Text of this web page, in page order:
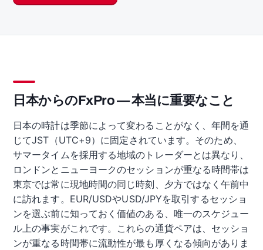
日本からのFxPro — 本当に重要なこと
日本の時計は季節によって変わることがなく、年間を通
じてJST（UTC+9）に固定されています。そのため、
サマータイムを採用する地域のトレーダーとは異なり、
ロンドンとニューヨークのセッションが重なる時間帯は
東京では常に現地時間の同じ時刻、夕方ではなく午前中
に訪れます。EUR/USDやUSD/JPYを取引するセッショ
ンを選ぶ前に知っておく価値のある、唯一のスケジュー
ル上の事実がこれです。これらの通貨ペアは、セッショ
ンが重なる時間帯に流動性が最も厚くなる傾向がありま